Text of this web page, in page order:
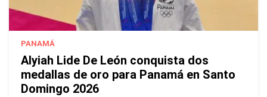
PANAMÁ
Alyiah Lide De León conquista dos
medallas de oro para Panamá en Santo
Domingo 2026